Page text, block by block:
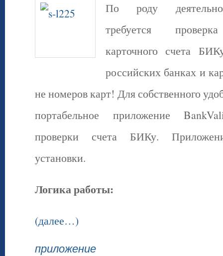
По роду
требуется
карточного счета
российских банках и
не номеров карт! Для собственного
портабельное приложение
проверки счета БИКу.
установки.
Логика работы:
(далее…)
приложение